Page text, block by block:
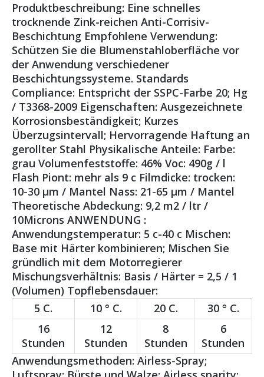
Produktbeschreibung: Eine schnelles
trocknende Zink-reichen Anti-Corrisiv-
Beschichtung Empfohlene Verwendung:
Schützen Sie die Blumenstahloberfläche vor
der Anwendung verschiedener
Beschichtungssysteme. Standards
Compliance: Entspricht der SSPC-Farbe 20; Hg
/ T3368-2009 Eigenschaften: Ausgezeichnete
Korrosionsbeständigkeit; Kurzes
Überzugsintervall; Hervorragende Haftung an
gerollter Stahl Physikalische Anteile: Farbe:
grau Volumenfeststoffe: 46% Voc: 490g / l
Flash Piont: mehr als 9 c Filmdicke: trocken:
10-30 μm / Mantel Nass: 21-65 μm / Mantel
Theoretische Abdeckung: 9,2 m2 / ltr /
10Microns ANWENDUNG :
Anwendungstemperatur: 5 c-40 c Mischen:
Base mit Härter kombinieren; Mischen Sie
gründlich mit dem Motorregierer
Mischungsverhältnis: Basis / Härter = 2,5 / 1
(Volumen) Topflebensdauer:
5 C.
10 ° C. 20 C.
30 ° C.
16
Stunden
12
Stunden
8
Stunden
6
Stunden
Anwendungsmethoden: Airless-Spray;